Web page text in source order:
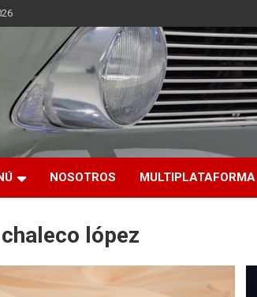
audiovisual para el sector automotriz
NOSOTROS MULTIPLATAFORMA
chaleco lópez